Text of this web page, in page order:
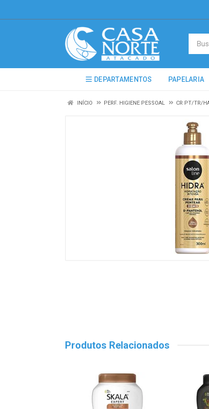
DEPARTAMENTOS PAPELARIA
INÍCIO PERF. HIGIENE PESSOAL CR PT/TR/
Produtos Relacionados